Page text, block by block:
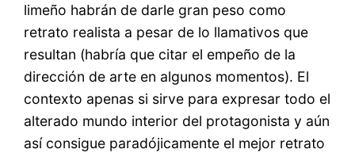
limeño habrán de darle gran peso como
retrato realista a pesar de lo llamativos que
resultan (habría que citar el empeño de la
dirección de arte en algunos momentos). El
contexto apenas si sirve para expresar todo el
alterado mundo interior del protagonista y aún
así consigue paradójicamente el mejor retrato